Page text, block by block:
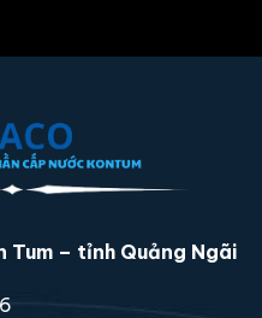
Tum – tỉnh Quảng Ngãi